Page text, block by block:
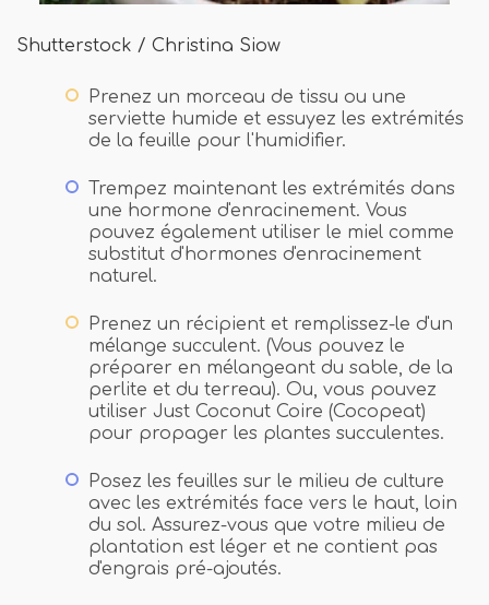
Shutterstock / Christina Siow
Prenez un morceau de tissu ou une
serviette humide et essuyez les extrémités
de la feuille pour l'humidifier.
Trempez maintenant les extrémités dans
une hormone d'enracinement. Vous
pouvez également utiliser le miel comme
substitut d'hormones d'enracinement
naturel.
Prenez un récipient et remplissez-le d'un
mélange succulent. (Vous pouvez le
préparer en mélangeant du sable, de la
perlite et du terreau). Ou, vous pouvez
utiliser Just Coconut Coire (Cocopeat)
pour propager les plantes succulentes.
Posez les feuilles sur le milieu de culture
avec les extrémités face vers le haut, loin
du sol. Assurez-vous que votre milieu de
plantation est léger et ne contient pas
d'engrais pré-ajoutés.